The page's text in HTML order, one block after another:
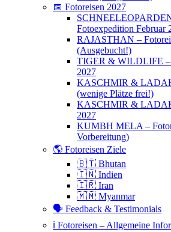
📅 Fotoreisen 2027
Fotoexpedition Februar
RAJASTHAN –
(Ausgebucht!)
TIGER & WILDLIFE –
2027
KASCHMIR &
(wenige Plätze frei!)
KASCHMIR &
2027
KUMBH MELA –
Vorbereitung)
🌎 Fotoreisen Ziele
🇧🇹 Bhutan
🇮🇳 Indien
🇮🇷 Iran
🇲🇲 Myanmar
🗣 Feedback & Testimonials
ℹ️ Fotoreisen – Allgemeine